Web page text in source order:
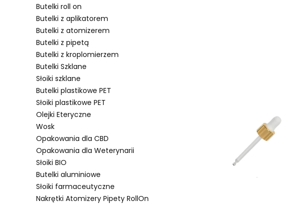
Butelki roll on
Butelki z aplikatorem
Butelki z atomizerem
Butelki z pipetą
Butelki z kroplomierzem
Butelki Szklane
Słoiki szklane
Butelki plastikowe PET
Słoiki plastikowe PET
Olejki Eteryczne
Wosk
Opakowania dla CBD
Opakowania dla Weterynarii
Słoiki BIO
Butelki aluminiowe
Słoiki farmaceutyczne
Nakrętki Atomizery Pipety RollOn